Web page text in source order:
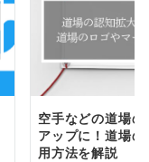
空手などの道場
アップに！道場
用方法を解説